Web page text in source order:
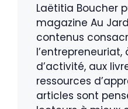
Laëtitia Boucher
magazine Au
contenus
l’entrepreneuriat,
d’activité, aux
ressources
articles sont